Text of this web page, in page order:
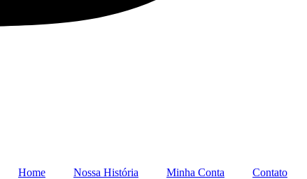
Home
Nossa História Minha Conta Contato